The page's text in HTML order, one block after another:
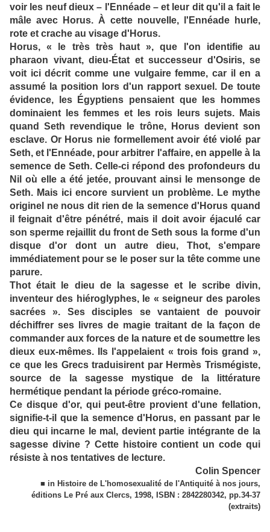
voir les neuf dieux – l'Ennéade – et leur dit qu'il a fait le
mâle avec Horus. À cette nouvelle, l'Ennéade hurle,
rote et crache au visage d'Horus.
Horus, « le très très haut », que l'on identifie au
pharaon vivant, dieu-État et successeur d'Osiris, se
voit ici décrit comme une vulgaire femme, car il en a
assumé la position lors d'un rapport sexuel. De toute
évidence, les Égyptiens pensaient que les hommes
dominaient les femmes et les rois leurs sujets. Mais
quand Seth revendique le trône, Horus devient son
esclave. Or Horus nie formellement avoir été violé par
Seth, et l'Ennéade, pour arbitrer l'affaire, en appelle à la
semence de Seth. Celle-ci répond des profondeurs du
Nil où elle a été jetée, prouvant ainsi le mensonge de
Seth. Mais ici encore survient un problème. Le mythe
originel ne nous dit rien de la semence d'Horus quand
il feignait d'être pénétré, mais il doit avoir éjaculé car
son sperme rejaillit du front de Seth sous la forme d'un
disque d'or dont un autre dieu, Thot, s'empare
immédiatement pour se le poser sur la tête comme une
parure.
Thot était le dieu de la sagesse et le scribe divin,
inventeur des hiéroglyphes, le « seigneur des paroles
sacrées ». Ses disciples se vantaient de pouvoir
déchiffrer ses livres de magie traitant de la façon de
commander aux forces de la nature et de soumettre les
dieux eux-mêmes. Ils l'appelaient « trois fois grand »,
ce que les Grecs traduisirent par Hermès Trismégiste,
source de la sagesse mystique de la littérature
hermétique pendant la période gréco-romaine.
Ce disque d'or, qui peut-être provient d'une fellation,
signifie-t-il que la semence d'Horus, en passant par le
dieu qui incarne le mal, devient partie intégrante de la
sagesse divine ? Cette histoire contient un code qui
résiste à nos tentatives de lecture.
Colin Spencer
■ in Histoire de L'homosexualité de l'Antiquité à nos jours,
éditions Le Pré aux Clercs, 1998, ISBN : 2842280342, pp.34-37
(extraits)